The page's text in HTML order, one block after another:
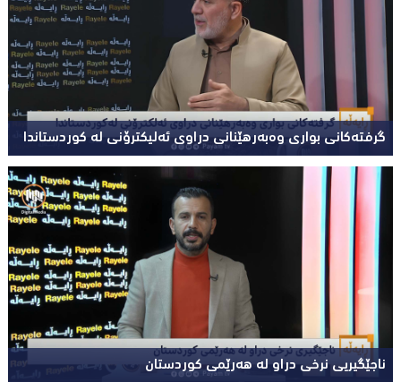
گرفتەکانی بواری وەبەرهێنانی دراوی ئەلیکترۆنی لە کوردستاندا
ناجێگیریی نرخی دراو لە هەرێمی کوردستان